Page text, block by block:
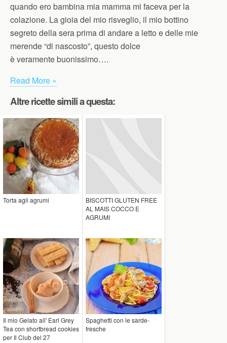
quando ero bambina mia mamma mi faceva per la
colazione. La gioia del mio risveglio, il mio bottino
segreto della sera prima di andare a letto e delle mie
merende “di nascosto”, questo dolce
è veramente buonissimo….
Read More »
Altre ricette simili a questa:
Torta agli agrumi
BISCOTTI GLUTEN FREE
AL MAIS COCCO E
AGRUMI
Il mio Gelato all' Earl Grey
Tea con shortbread cookies
per Il Club del 27
Spaghetti con le sarde-
fresche